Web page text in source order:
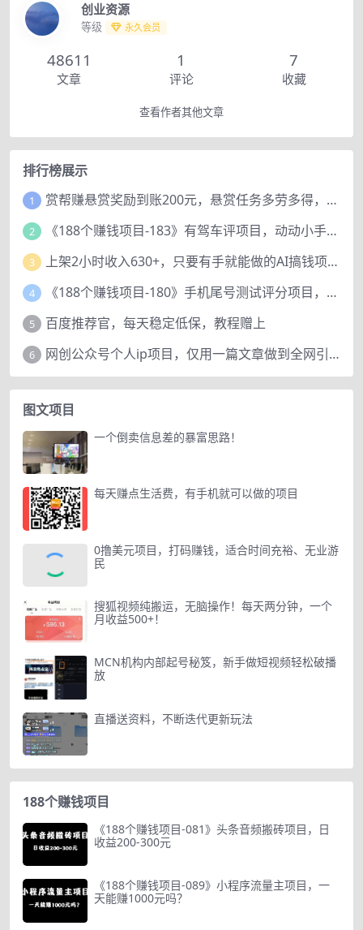
创业资源
等级 永久会员
48611
文章
1
评论
7
收藏
查看作者其他文章
排行榜展示
1 赏帮赚悬赏奖励到账200元，悬赏任务多劳多得，人人可做。
2 《188个赚钱项目-183》有驾车评项目，动动小手，复制粘贴赚44元！
3 上架2小时收入630+，只要有手就能做的AI搞钱项目，奶奶看完都能学会!
4 《188个赚钱项目-180》手机尾号测试评分项目，短视频直播日赚200+
5 百度推荐官，每天稳定低保，教程赠上
6 网创公众号个人ip项目，仅用一篇文章做到全网引流！
图文项目
一个倒卖信息差的暴富思路！
每天赚点生活费，有手机就可以做的项目
0撸美元项目，打码赚钱，适合时间充裕、无业游
民
搜狐视频纯搬运，无脑操作！每天两分钟，一个
月收益500+！
MCN机构内部起号秘笈，新手做短视频轻松破播
放
直播送资料，不断迭代更新玩法
188个赚钱项目
《188个赚钱项目-081》头条音频搬砖项目，日
收益200-300元
《188个赚钱项目-089》小程序流量主项目，一
天能赚1000元吗？